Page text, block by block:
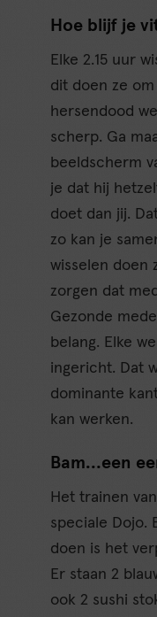
Hoe blijf je
Elke 2.15 uur
dit doen ze
hersendood
scherp. Ga
beeldscherm
je dat hij
doet dan jij.
zo kan je
wisselen doen
zorgen dat
Gezonde
belang. Elke
ingericht. Dat
dominante
kan werken.
Bam…een
Het trainen
speciale Dojo.
doen is het
Er staan 2
ook 2 sushi